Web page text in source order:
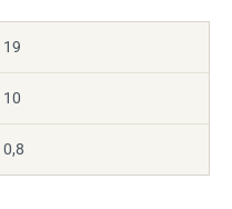
19
10
0,8